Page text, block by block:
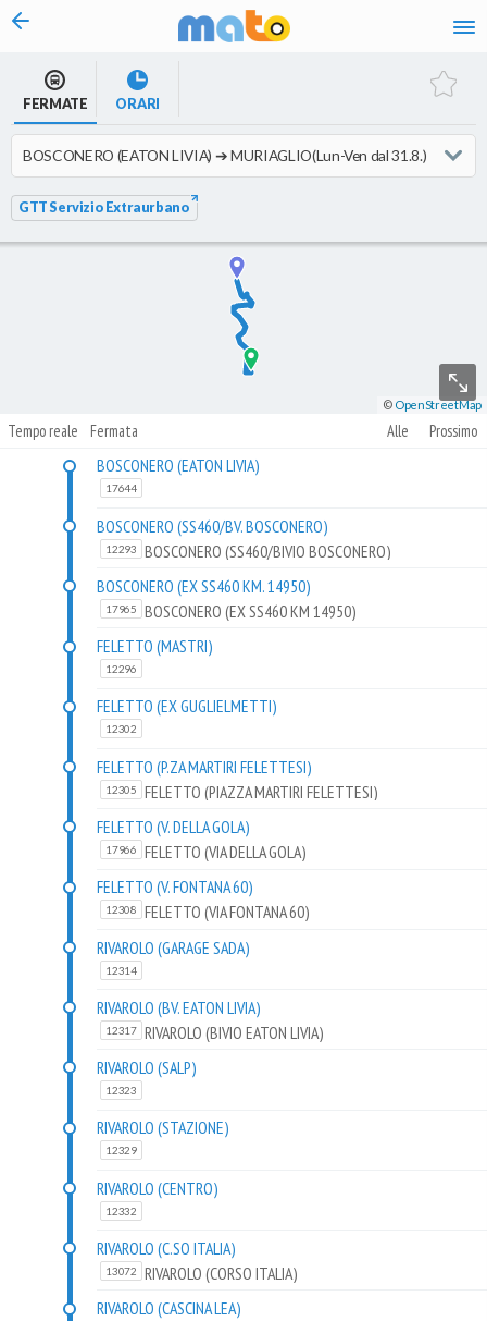
vai al contenuto
FERMATE ORARI
GTT Servizio Extraurbano
© OpenStreetMap
Tempo reale Fermata Alle Prossimo
BOSCONERO (EATON LIVIA)
17644
BOSCONERO (SS460/BV. BOSCONERO)
12293
BOSCONERO (SS460/BIVIO BOSCONERO)
BOSCONERO (EX SS460 KM. 14950)
17965
BOSCONERO (EX SS460 KM 14950)
FELETTO (MASTRI)
12296
FELETTO (EX GUGLIELMETTI)
12302
FELETTO (P.ZA MARTIRI FELETTESI)
12305
FELETTO (PIAZZA MARTIRI FELETTESI)
FELETTO (V. DELLA GOLA)
17966
FELETTO (VIA DELLA GOLA)
FELETTO (V. FONTANA 60)
12308
FELETTO (VIA FONTANA 60)
RIVAROLO (GARAGE SADA)
12314
RIVAROLO (BV. EATON LIVIA)
12317
RIVAROLO (BIVIO EATON LIVIA)
RIVAROLO (SALP)
12323
RIVAROLO (STAZIONE)
12329
RIVAROLO (CENTRO)
12332
RIVAROLO (C.SO ITALIA)
13072
RIVAROLO (CORSO ITALIA)
RIVAROLO (CASCINA LEA)